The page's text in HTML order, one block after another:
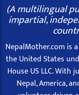
(A multilingual
impartial,
NepalMother.com is
the United States
House US LLC. With
Nepal, America,